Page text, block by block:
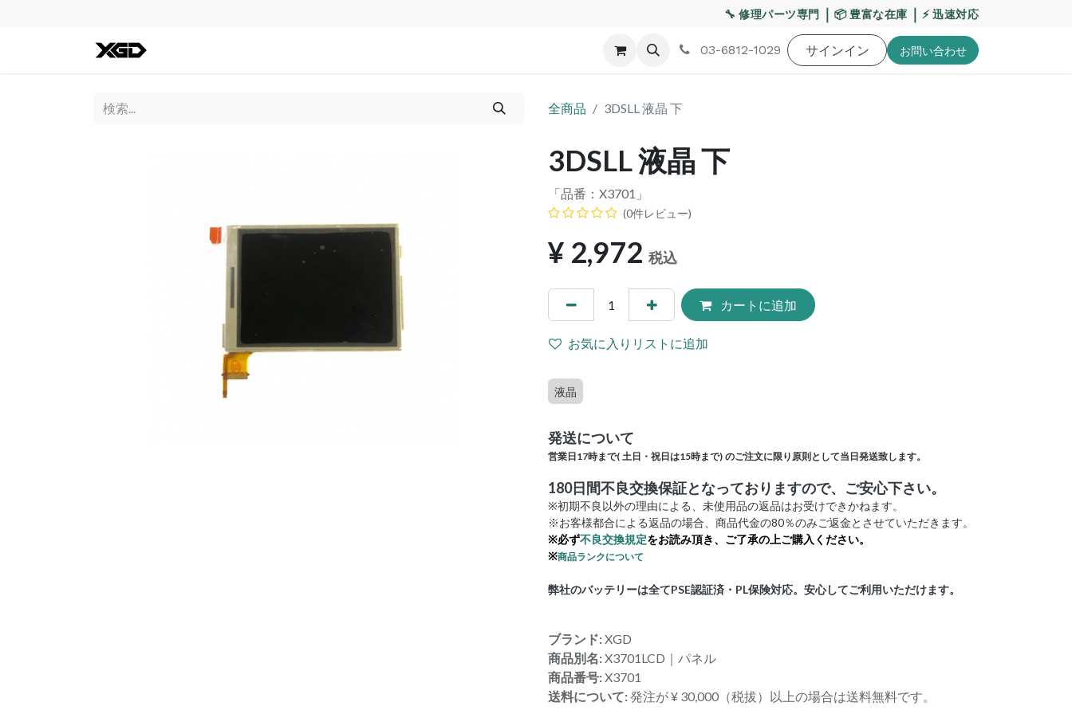
【重要】熊本地震・お盆期間の配送への影響について
🔧 修理パーツ専門 ｜ 📦 豊富な在庫 ｜ ⚡ 迅速対応
不良交換規定 ゲーム機 バッテリー 工具・備品 特価品 ポイントに関して
03-6812-1029 サインイン お問い​合わせ
全商品 3DSLL 液晶 下
3DSLL 液晶 下
「品番： X3701 」
(0件レビュー)
¥ 2,972 税込
カートに追加
お気に入りリストに追加
液晶
発送について
営業日17時まで( 土日・祝日は15時まで) のご注文に限り原則として当日発送致します。
180日間不良交換保証となっておりますので、ご安心下さい。
※初期不良以外の理由による、未使用品の返品はお受けできかねます。
※お客様都合による返品の場合、商品代金の80％のみご返金とさせていただきます。
※必ず不良交換規定をお読み頂き、ご了承の上ご購入ください。
※商品ランクについて
弊社のバッテリーは全てPSE認証済・PL保険対応。安心してご利用いただけます。
ブランド:XGD
商品別名:X3701LCD｜パネル
商品番号:X3701
送料について:発注が ¥ 30,000（税拔）以上の場合は送料無料です。